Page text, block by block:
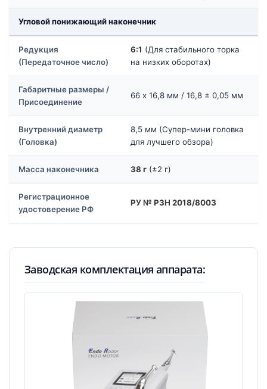
Угловой понижающий наконечник
Редукция
(Передаточное число)
6:1 (Для стабильного торка
на низких оборотах)
Габаритные размеры /
Присоединение
66 х 16,8 мм / 16,8 ± 0,05 мм
Внутренний диаметр
(Головка)
8,5 мм (Супер-мини головка
для лучшего обзора)
Масса наконечника 38 г (±2 г)
Регистрационное
удостоверение РФ
РУ № РЗН 2018/8003
Заводская комплектация аппарата: